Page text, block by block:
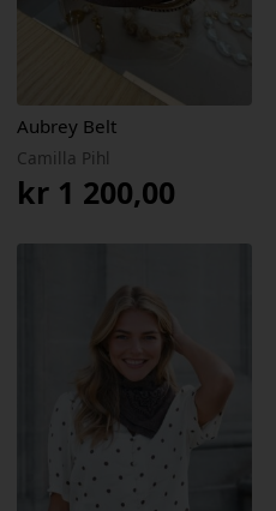
Aubrey Belt
Camilla Pihl
kr1 200,00